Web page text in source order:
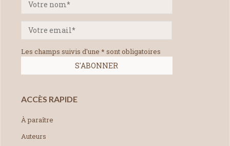
Les champs suivis d'une * sont obligatoires
ACCÈS RAPIDE
À paraître
Auteurs